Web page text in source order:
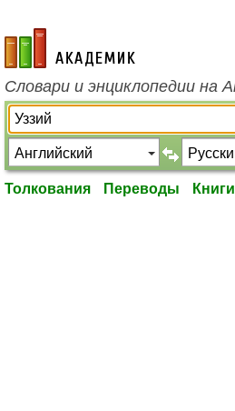
academic.ru
Словари и энциклопедии на
Толкования Переводы Книги